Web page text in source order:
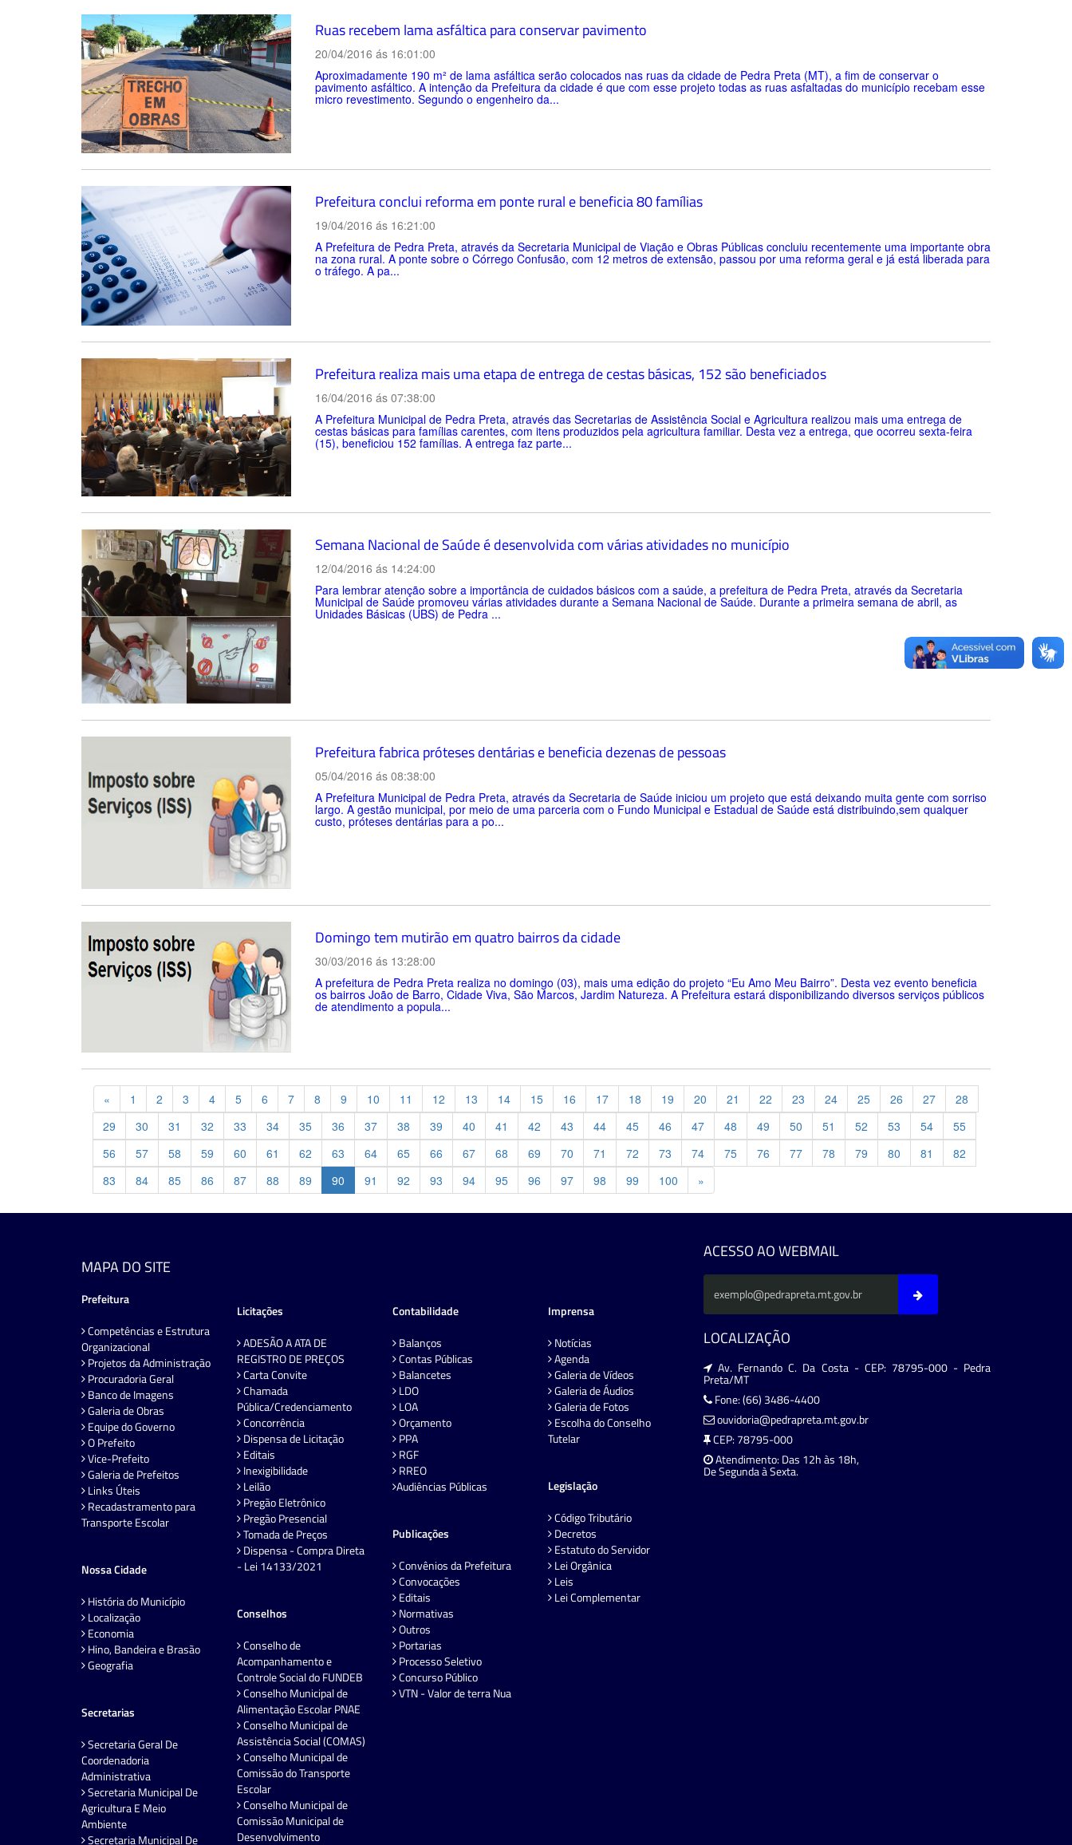
Ruas recebem lama asfáltica para conservar pavimento
20/04/2016 ás 16:01:00
Aproximadamente 190 m² de lama asfáltica serão colocados nas ruas da cidade de Pedra Preta (MT), a fim de conservar o
pavimento asfáltico. A intenção da Prefeitura da cidade é que com esse projeto todas as ruas asfaltadas do município recebam esse
micro revestimento. Segundo o engenheiro da...
Prefeitura conclui reforma em ponte rural e beneficia 80 famílias
19/04/2016 ás 16:21:00
A Prefeitura de Pedra Preta, através da Secretaria Municipal de Viação e Obras Públicas concluiu recentemente uma importante obra
na zona rural. A ponte sobre o Córrego Confusão, com 12 metros de extensão, passou por uma reforma geral e já está liberada para
o tráfego. A pa...
Prefeitura realiza mais uma etapa de entrega de cestas básicas, 152 são beneficiados
16/04/2016 ás 07:38:00
A Prefeitura Municipal de Pedra Preta, através das Secretarias de Assistência Social e Agricultura realizou mais uma entrega de
cestas básicas para famílias carentes, com itens produzidos pela agricultura familiar. Desta vez a entrega, que ocorreu sexta-feira
(15), beneficiou 152 famílias. A entrega faz parte...
Semana Nacional de Saúde é desenvolvida com várias atividades no município
12/04/2016 ás 14:24:00
Para lembrar atenção sobre a importância de cuidados básicos com a saúde, a prefeitura de Pedra Preta, através da Secretaria
Municipal de Saúde promoveu várias atividades durante a Semana Nacional de Saúde. Durante a primeira semana de abril, as
Unidades Básicas (UBS) de Pedra ...
Prefeitura fabrica próteses dentárias e beneficia dezenas de pessoas
05/04/2016 ás 08:38:00
A Prefeitura Municipal de Pedra Preta, através da Secretaria de Saúde iniciou um projeto que está deixando muita gente com sorriso
largo. A gestão municipal, por meio de uma parceria com o Fundo Municipal e Estadual de Saúde está distribuindo,sem qualquer
custo, próteses dentárias para a po...
Domingo tem mutirão em quatro bairros da cidade
30/03/2016 ás 13:28:00
A prefeitura de Pedra Preta realiza no domingo (03), mais uma edição do projeto “Eu Amo Meu Bairro”. Desta vez evento beneficia
os bairros João de Barro, Cidade Viva, São Marcos, Jardim Natureza. A Prefeitura estará disponibilizando diversos serviços públicos
de atendimento a popula...
« Previous
1 2 3 4 5 6 7 8 9 10 11 12 13 14 15 16 17 18 19 20 21 22 23 24 25 26 27
28
29
30 31 32 33 34 35 36 37 38 39 40 41 42 43 44 45 46 47 48 49 50 51 52 53 54
55
56
57 58 59 60 61 62 63 64 65 66 67 68 69 70 71 72 73 74 75 76 77 78 79 80 81
82
83
84 85 86 87 88 89 90 91 92 93 94 95 96 97 98 99 100 »
MAPA DO SITE
Prefeitura
Competências e Estrutura
Organizacional
Projetos da Administração
Procuradoria Geral
Banco de Imagens
Galeria de Obras
Equipe do Governo
O Prefeito
Vice-Prefeito
Galeria de Prefeitos
Links Úteis
Recadastramento para
Transporte Escolar
Nossa Cidade
História do Município
Localização
Economia
Hino, Bandeira e Brasão
Geografia
Secretarias
Secretaria Geral De
Coordenadoria
Administrativa
Secretaria Municipal De
Agricultura E Meio
Ambiente
Secretaria Municipal De
Licitações
ADESÃO A ATA DE
REGISTRO DE PREÇOS
Carta Convite
Chamada
Pública/Credenciamento
Concorrência
Dispensa de Licitação
Editais
Inexigibilidade
Leilão
Pregão Eletrônico
Pregão Presencial
Tomada de Preços
Dispensa - Compra Direta
- Lei 14133/2021
Conselhos
Conselho de
Acompanhamento e
Controle Social do FUNDEB
Conselho Municipal de
Alimentação Escolar PNAE
Conselho Municipal de
Assistência Social (COMAS)
Conselho Municipal de
Comissão do Transporte
Escolar
Conselho Municipal de
Comissão Municipal de
Desenvolvimento
Contabilidade
Balanços
Contas Públicas
Balancetes
LDO
LOA
Orçamento
PPA
RGF
RREO
Audiências Públicas
Publicações
Convênios da Prefeitura
Convocações
Editais
Normativas
Outros
Portarias
Processo Seletivo
Concurso Público
VTN - Valor de terra Nua
Imprensa
Notícias
Agenda
Galeria de Vídeos
Galeria de Áudios
Galeria de Fotos
Escolha do Conselho
Tutelar
Legislação
Código Tributário
Decretos
Estatuto do Servidor
Lei Orgânica
Leis
Lei Complementar
ACESSO AO WEBMAIL
LOCALIZAÇÃO
Av. Fernando C. Da Costa - CEP: 78795-000 - Pedra
Preta/MT
Fone: (66) 3486-4400
ouvidoria@pedrapreta.mt.gov.br
CEP: 78795-000
Atendimento: Das 12h às 18h,
De Segunda à Sexta.